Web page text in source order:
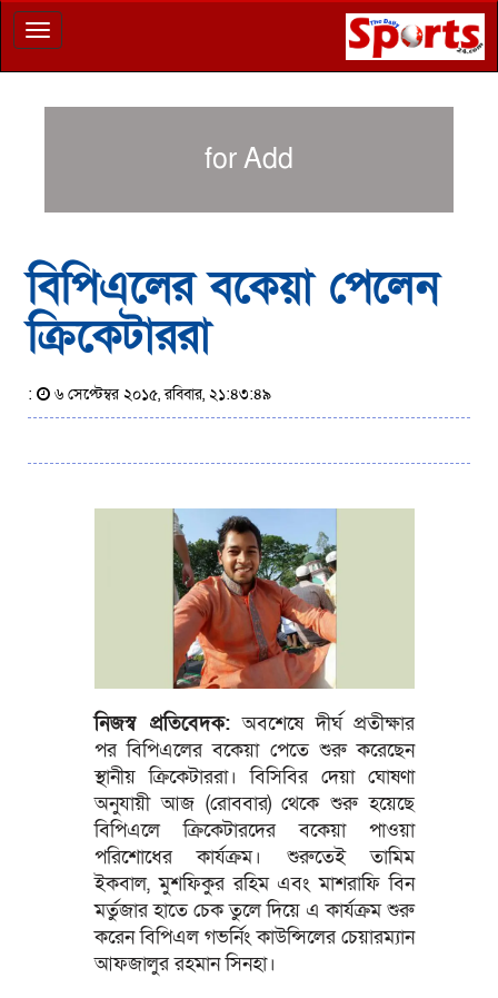
Toggle
navigation
for Add
বিপিএলের বকেয়া পেলেন
ক্রিকেটাররা
: ৬ সেপ্টেম্বর ২০১৫, রবিবার, ২১:৪৩:৪৯
নিজস্ব প্রতিবেদক: অবশেষে দীর্ঘ প্রতীক্ষার
পর বিপিএলের বকেয়া পেতে শুরু করেছেন
স্থানীয় ক্রিকেটাররা। বিসিবির দেয়া ঘোষণা
অনুযায়ী আজ (রোববার) থেকে শুরু হয়েছে
বিপিএলে ক্রিকেটারদের বকেয়া পাওয়া
পরিশোধের কার্যক্রম। শুরুতেই তামিম
ইকবাল, মুশফিকুর রহিম এবং মাশরাফি বিন
মর্তুজার হাতে চেক তুলে দিয়ে এ কার্যক্রম শুরু
করেন বিপিএল গভর্নিং কাউন্সিলের চেয়ারম্যান
আফজালুর রহমান সিনহা।